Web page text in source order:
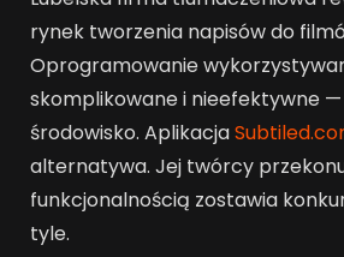
rynek tworzenia napisów do
Oprogramowanie
skomplikowane i nieefektywne —
środowisko. Aplikacja
alternatywa. Jej twórcy
funkcjonalnością zostawia
tyle.